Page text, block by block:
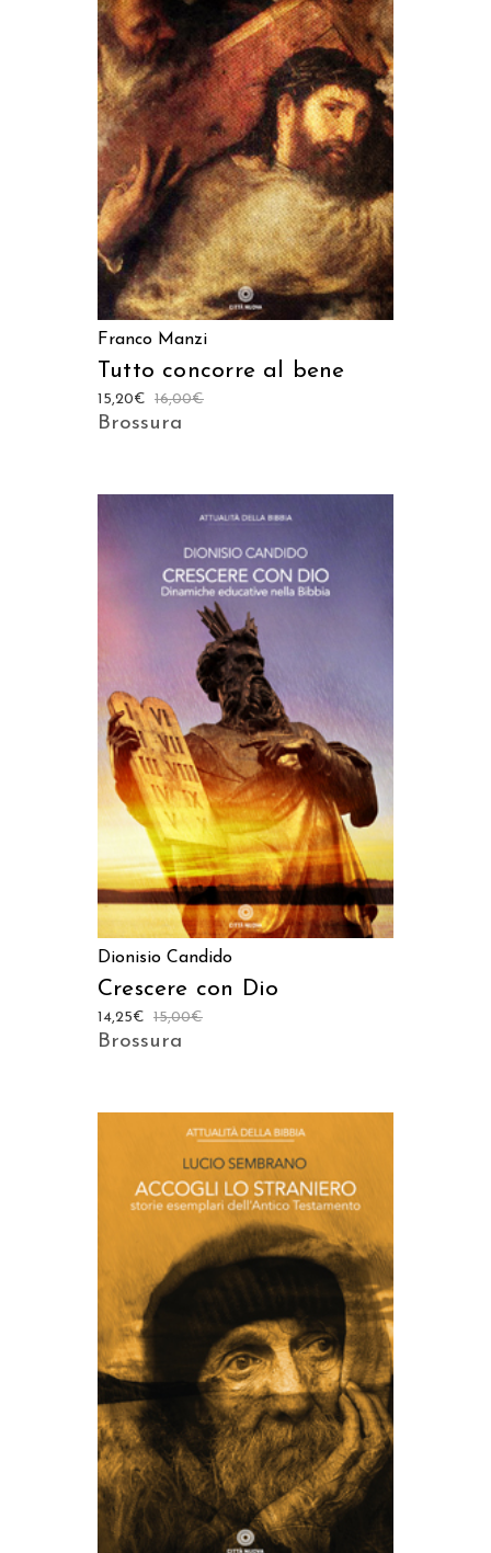
AGGIUNGI AL CARRELLO
Franco Manzi
Tutto concorre al bene
16,00€
15,20€
Brossura
AGGIUNGI AL CARRELLO
Dionisio Candido
Crescere con Dio
15,00€
14,25€
Brossura
AGGIUNGI AL CARRELLO